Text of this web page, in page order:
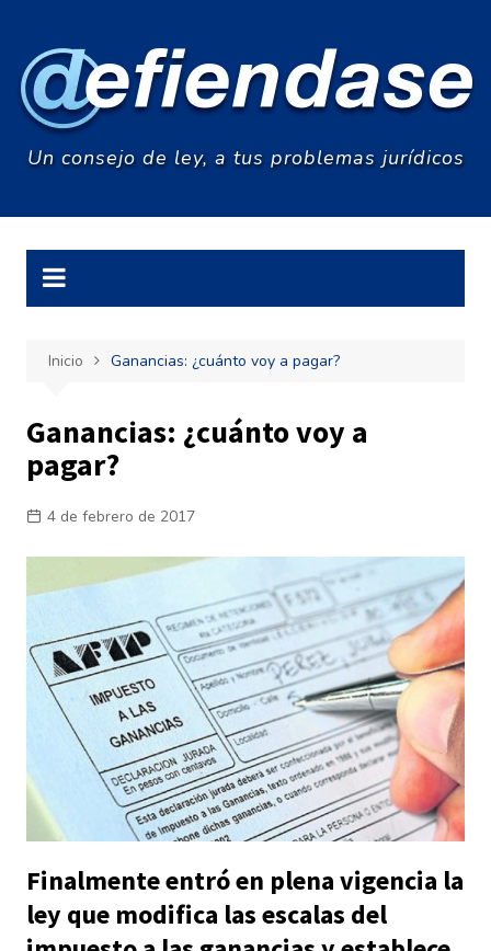
contenido
Un consejo de ley, a tus problemas jurídicos
Inicio Ganancias: ¿cuánto voy a pagar?
Ganancias: ¿cuánto voy a
pagar?
4 de febrero de 2017
Finalmente entró en plena vigencia la
ley que modifica las escalas del